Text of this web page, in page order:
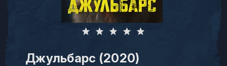
Джульбарс (2020)